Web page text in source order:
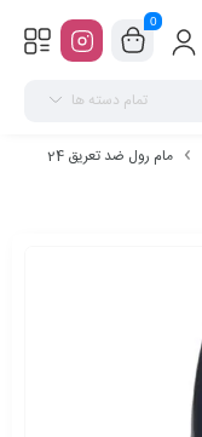
0
تمام دسته ها
مام رول ضد تعریق 24